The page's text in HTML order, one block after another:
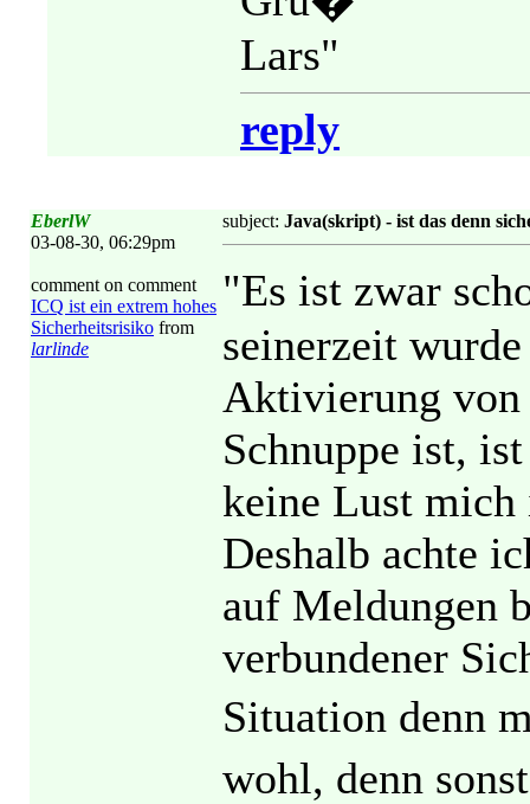
Lars"
reply
EberlW
03-08-30, 06:29pm
comment on comment
ICQ ist ein extrem hohes
Sicherheitsrisiko from
larlinde
subject: Java(skript) - ist das denn
"Es ist zwar
seinerzeit
Aktivierung von
Schnuppe ist,
keine Lust mich
Deshalb achte
auf Meldungen
verbundener
Situation denn
wohl, denn